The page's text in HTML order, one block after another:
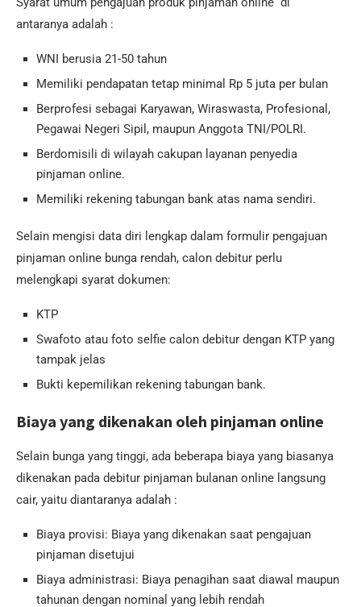
antaranya adalah :
WNI berusia 21-50 tahun
Memiliki pendapatan tetap minimal Rp 5 juta per bulan
Berprofesi sebagai Karyawan, Wiraswasta, Profesional,
Pegawai Negeri Sipil, maupun Anggota TNI/POLRI.
Berdomisili di wilayah cakupan layanan penyedia
pinjaman online.
Memiliki rekening tabungan bank atas nama sendiri.
Selain mengisi data diri lengkap dalam formulir pengajuan
pinjaman online bunga rendah, calon debitur perlu
melengkapi syarat dokumen:
KTP
Swafoto atau foto selfie calon debitur dengan KTP yang
tampak jelas
Bukti kepemilikan rekening tabungan bank.
Biaya yang dikenakan oleh pinjaman online
Selain bunga yang tinggi, ada beberapa biaya yang biasanya
dikenakan pada debitur pinjaman bulanan online langsung
cair, yaitu diantaranya adalah :
Biaya provisi: Biaya yang dikenakan saat pengajuan
pinjaman disetujui
Biaya administrasi: Biaya penagihan saat diawal maupun
tahunan dengan nominal yang lebih rendah